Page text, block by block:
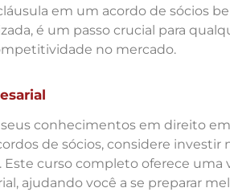
em um acordo de sócios
é um passo crucial para
no mercado.
conhecimentos em direito
de sócios, considere investir
. Este curso completo oferece uma
ajudando você a se preparar